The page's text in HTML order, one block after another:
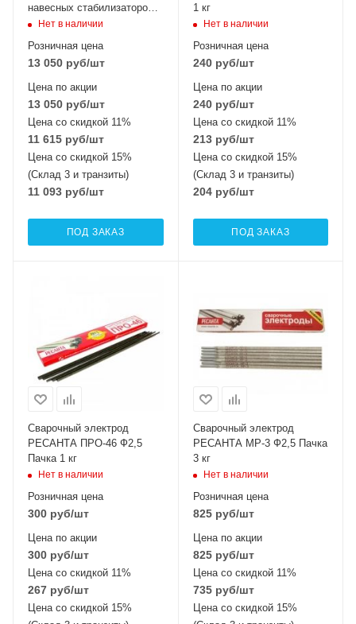
навесных стабилизаторов
ЭНЕРГИЯ
Нет в наличии
Розничная цена
13 050 руб/шт
Цена по акции
13 050 руб/шт
Цена со скидкой 11%
11 615 руб/шт
Цена со скидкой 15%
(Склад 3 и транзиты)
11 093 руб/шт
ПОД ЗАКАЗ
1 кг
Нет в наличии
Розничная цена
240руб/шт
Цена по акции
240руб/шт
Цена со скидкой 11%
213руб/шт
Цена со скидкой 15%
(Склад 3 и транзиты)
204руб/шт
ПОД ЗАКАЗ
Сварочный электрод
РЕСАНТА ПРО-46 Ф2,5
Пачка 1 кг
Нет в наличии
Розничная цена
300 руб/шт
Цена по акции
300 руб/шт
Цена со скидкой 11%
267 руб/шт
Цена со скидкой 15%
Сварочный электрод
РЕСАНТА МР-3 Ф2,5 Пачка
3 кг
Нет в наличии
Розничная цена
825руб/шт
Цена по акции
825руб/шт
Цена со скидкой 11%
735руб/шт
Цена со скидкой 15%